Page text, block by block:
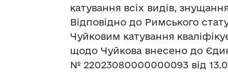
катування всіх видів,
Відповідно до Римського
Чуйковим катування
щодо Чуйкова внесено до
№ 22023080000000093 від